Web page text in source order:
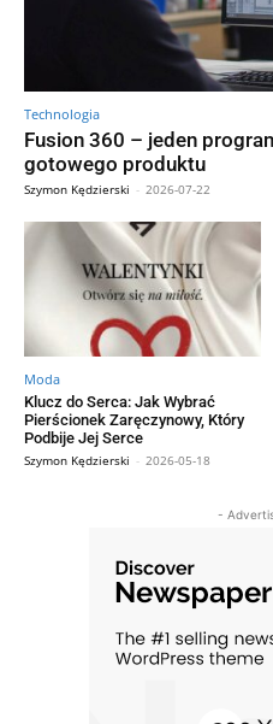
Technologia
Fusion 360 – jeden
gotowego produktu
Szymon Kędzierski - 2026-07-22
Moda
Klucz do Serca: Jak Wybrać
Pierścionek Zaręczynowy, Który
Podbije Jej Serce
Szymon Kędzierski - 2026-05-18
-